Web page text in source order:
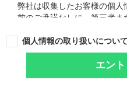
弊社は収集したお客様の個
前のご承諾なしに、第三者
弊社は収集した個人情報の
じないよう、最善の対策を講
弊社は個人情報保護法等関
個人情報の取り扱いについ
エン